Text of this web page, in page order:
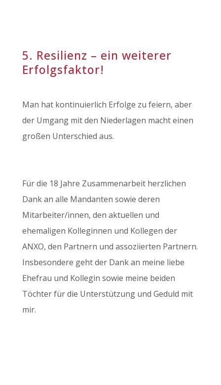
5. Resilienz – ein weiterer
Erfolgsfaktor!
Man hat kontinuierlich Erfolge zu feiern, aber
der Umgang mit den Niederlagen macht einen
großen Unterschied aus.
Für die 18 Jahre Zusammenarbeit herzlichen
Dank an alle Mandanten sowie deren
Mitarbeiter/innen, den aktuellen und
ehemaligen Kolleginnen und Kollegen der
ANXO, den Partnern und assoziierten Partnern.
Insbesondere geht der Dank an meine liebe
Ehefrau und Kollegin sowie meine beiden
Töchter für die Unterstützung und Geduld mit
mir.